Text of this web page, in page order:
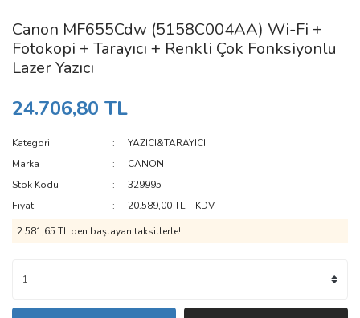
Canon MF655Cdw (5158C004AA) Wi-Fi +
Fotokopi + Tarayıcı + Renkli Çok Fonksiyonlu
Lazer Yazıcı
24.706,80 TL
Kategori
YAZICI&TARAYICI
Marka
CANON
Stok Kodu
329995
Fiyat
20.589,00 TL + KDV
2.581,65 TL den başlayan taksitlerle!